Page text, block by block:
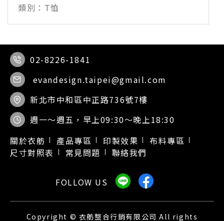
T恤
02-8226-1841
evandesign.taipei@gmail.com
新北市中和區中正路736號7樓
週一～週五，早上09:30～晚上18:30
關於衣舫
產品專區 印製效果
布料專區
尺寸對照表
常見問題 聯絡我們
Copyright © 衣舫整合行銷有限公司 All rights